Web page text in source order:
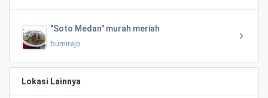
"Soto Medan" murah meriah
bumirejo
Lokasi Lainnya